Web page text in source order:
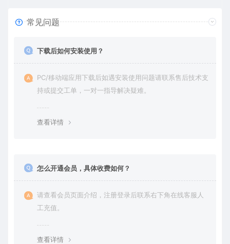
常见问题
下载后如何安装使用？
PC/移动端应用下载后如遇安装使用问题请联系售后技术支
持或提交工单，一对一指导解决疑难。
查看详情
怎么开通会员，具体收费如何？
请查看会员页面介绍，注册登录后联系右下角在线客服人
工充值。
查看详情